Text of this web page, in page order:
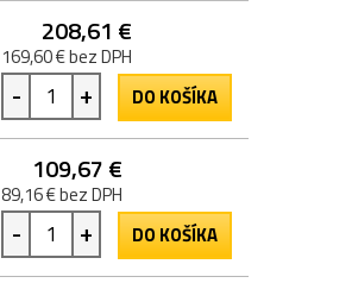
208,61 €
169,60 € bez DPH
- + DO KOŠÍKA
109,67 €
89,16 € bez DPH
- + DO KOŠÍKA